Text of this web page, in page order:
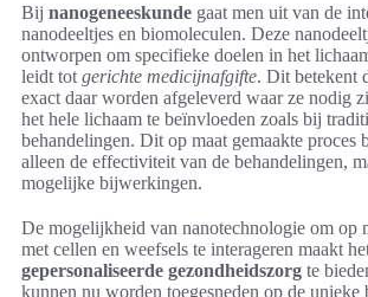
Bij nanogeneeskunde gaat men uit van de
nanodeeltjes en biomoleculen. Deze
ontworpen om specifieke doelen in het
leidt tot gerichte medicijnafgifte. Dit betekent
exact daar worden afgeleverd waar ze nodig
het hele lichaam te beïnvloeden zoals bij
behandelingen. Dit op maat gemaakte proces
alleen de effectiviteit van de behandelingen,
mogelijke bijwerkingen.
De mogelijkheid van nanotechnologie om op
met cellen en weefsels te interageren maakt
gepersonaliseerde gezondheidszorg te
kunnen nu worden toegesneden op de unieke